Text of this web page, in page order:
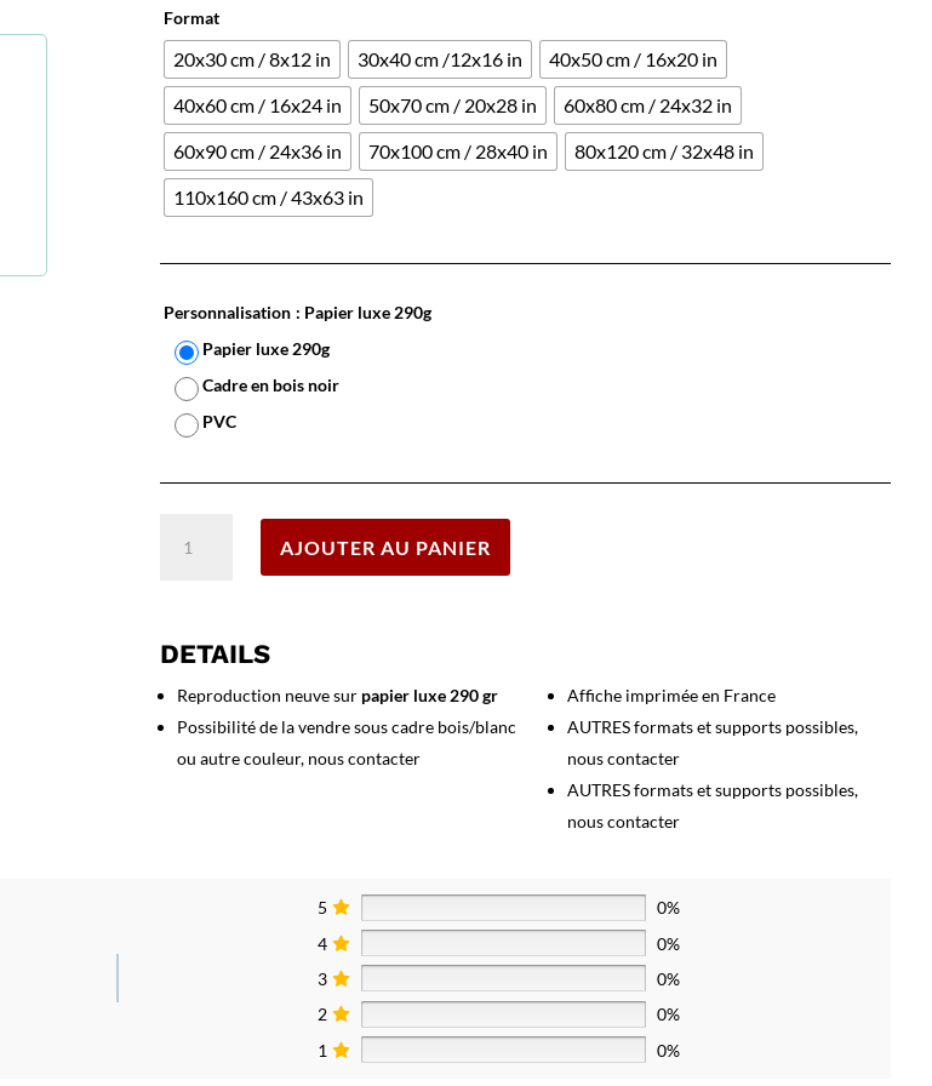
Format
20x30 cm / 8x12 in 30x40 cm /12x16 in
40x50 cm / 16x20 in
40x60 cm / 16x24 in
50x70 cm / 20x28 in
60x80 cm / 24x32 in
60x90 cm / 24x36 in
70x100 cm / 28x40 in
80x120 cm / 32x48 in
110x160 cm / 43x63 in
Personnalisation : Papier luxe 290g
Papier luxe 290g
Cadre en bois noir
PVC
SAS
Commandos
AJOUTER AU PANIER
DETAILS
Reproduction neuve sur papier luxe 290 gr
Possibilité de la vendre sous cadre bois/blanc
ou autre couleur, nous contacter
Affiche imprimée en France
AUTRES formats et supports possibles,
nous contacter
AUTRES formats et supports possibles,
nous contacter
5
0%
4
0%
3
0%
2
0%
1
0%